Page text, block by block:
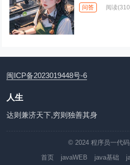
问答 阅读
闽ICP备2023019448号-6
人生
达则兼济天下,穷则独善其身
© 2024程序员一代
首页
javaWEB java基础